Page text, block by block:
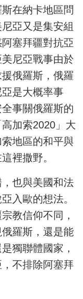
在納卡地區問
亞又是集安組
塞拜疆對抗亞
尼亞戰事由於
俄羅斯，俄羅
是大概率事
事關俄羅斯的
加索2020」大
地區的和平與
裡撒野。
也與美國和法
入歐的想法。
教信仰不同，
羅斯，還是能
獨聯體國家，
不排除阿塞拜